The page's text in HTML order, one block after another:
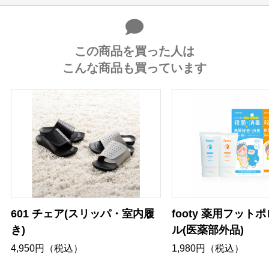
この商品を買った人は
こんな商品も買っています
601 チェア(スリッパ・室内履
き)
4,950円（税込）
footy 薬用フットポ
ル(医薬部外品)
1,980円（税込）